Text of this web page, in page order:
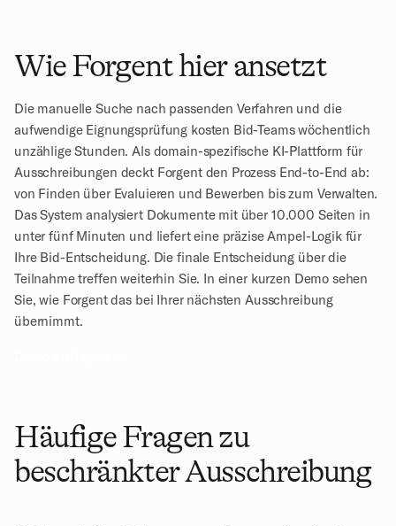
Wie Forgent hier ansetzt
Die manuelle Suche nach passenden Verfahren und die
aufwendige Eignungsprüfung kosten Bid-Teams wöchentlich
unzählige Stunden. Als domain-spezifische KI-Plattform für
Ausschreibungen deckt Forgent den Prozess End-to-End ab:
von Finden über Evaluieren und Bewerben bis zum Verwalten.
Das System analysiert Dokumente mit über 10.000 Seiten in
unter fünf Minuten und liefert eine präzise Ampel-Logik für
Ihre Bid-Entscheidung. Die finale Entscheidung über die
Teilnahme treffen weiterhin Sie. In einer kurzen Demo sehen
Sie, wie Forgent das bei Ihrer nächsten Ausschreibung
übernimmt.
Häufige Fragen zu
beschränkter Ausschreibung